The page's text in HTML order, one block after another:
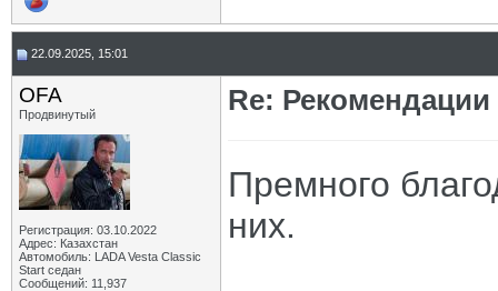
22.09.2025, 15:01
OFA
Продвинутый
Регистрация: 03.10.2022
Адрес: Казахстан
Автомобиль: LADA Vesta Classic
Start седан
Сообщений: 11,937
Re:
Премного
них.